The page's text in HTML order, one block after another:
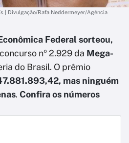
| Divulgação/Rafa Neddermeyer/Agência
Federal sorteou,
nº 2.929 da Mega-
do Brasil. O prêmio
mas ninguém
. Confira os números